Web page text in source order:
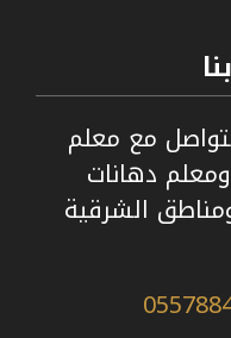
مع معلم
دهانات
الشرقية